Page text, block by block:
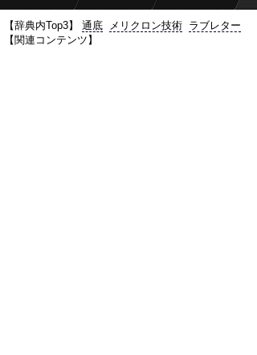
【辞典内Top3】 通底 メリクロン技術 ラブレター
【関連コンテンツ】